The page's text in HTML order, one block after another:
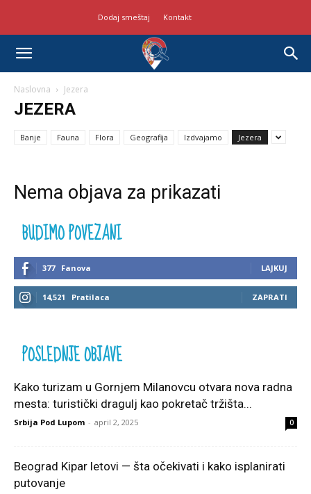
Dodaj smeštaj Kontakt
Naslovna Jezera
JEZERA
Banje Fauna Flora Geografija Izdvajamo Jezera
Nema objava za prikazati
BUDIMO POVEZANI
377 Fanova LAJKUJ
14,521 Pratilaca ZAPRATI
POSLEDNJE OBJAVE
Kako turizam u Gornjem Milanovcu otvara nova radna
mesta: turistički dragulj kao pokretač tržišta...
Srbija Pod Lupom - april 2, 2025 0
Beograd Kipar letovi — šta očekivati i kako isplanirati
putovanje